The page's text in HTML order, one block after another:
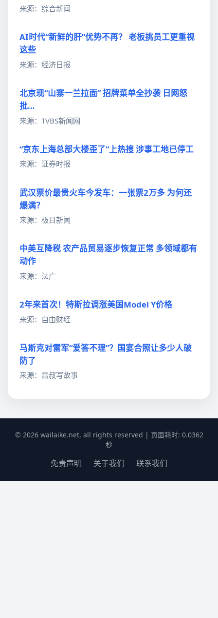
来源：综合新闻
AI时代“新鲜的肝”优势不再？ 老板挑员工更重视
这些
来源：经济日报
北京现“山寨一兰拉面” 招牌菜单全抄袭 日网怒
批…
来源：TVBS新闻网
“京东上海总部大楼歪了”上热搜 涉事工地已停工
来源：证券时报
武汉票价最贵火车今发车：一张票2万多 为何还
爆满？
来源：极目新闻
中美互降税 农产品贸易逐步恢复正常 多领域都有
动作
来源：法广
2年来首次！特斯拉调涨美国Model Y价格
来源：自由财经
马斯克对雷军“爱答不理”？国宴合照让多少人破
防了
来源：雷叔写故事
© 2026 wailaike.net, all rights reserved | 页面耗时: 0.0362
秒
免责声明 关于我们 联系我们